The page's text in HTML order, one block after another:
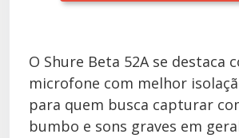
O Shure Beta 52A se destaca
microfone com melhor
para quem busca capturar
bumbo e sons graves em